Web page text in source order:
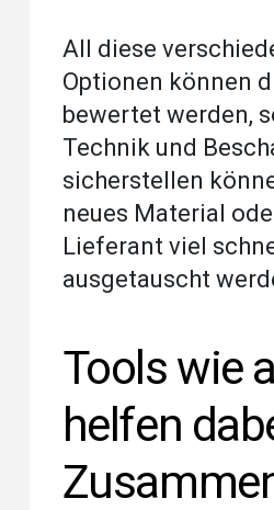
All diese
Optionen können
bewertet werden,
Technik und
sicherstellen
neues Material
Lieferant viel
ausgetauscht
Tools wie
helfen